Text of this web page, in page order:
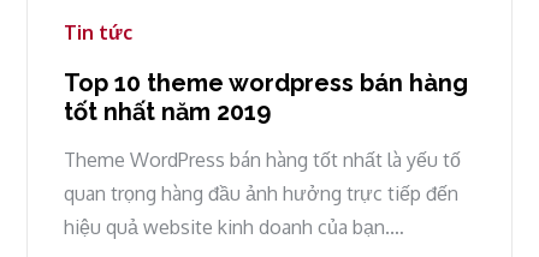
Tin tức
Top 10 theme wordpress bán hàng
tốt nhất năm 2019
Theme WordPress bán hàng tốt nhất là yếu tố
quan trọng hàng đầu ảnh hưởng trực tiếp đến
hiệu quả website kinh doanh của bạn.…